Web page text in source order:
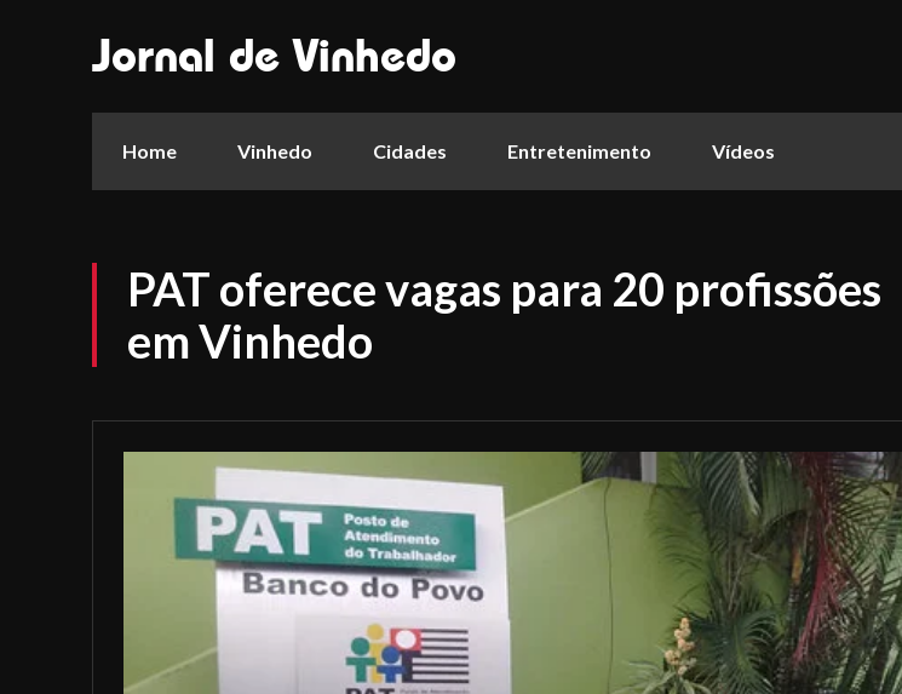
Jornal de Vinhedo
Home Vinhedo Cidades Entretenimento Vídeos
PAT oferece vagas para 20 profissões
em Vinhedo